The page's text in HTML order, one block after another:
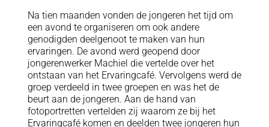
Na tien maanden vonden de jongeren het tijd om
een avond te organiseren om ook andere
genodigden deelgenoot te maken van hun
ervaringen. De avond werd geopend door
jongerenwerker Machiel die vertelde over het
ontstaan van het Ervaringcafé. Vervolgens werd de
groep verdeeld in twee groepen en was het de
beurt aan de jongeren. Aan de hand van
fotoportretten vertelden zij waarom ze bij het
Ervaringcafé komen en deelden twee jongeren hun